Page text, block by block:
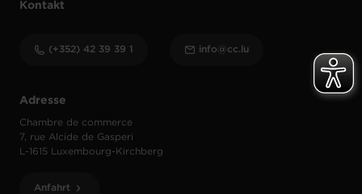
Adresse
Chambre de commerce
7, rue Alcide de Gasperi
L-1615 Luxembourg-Kirchberg
Anfahrt
Kontakt
(+352) 42 39 39 1 info@cc.lu